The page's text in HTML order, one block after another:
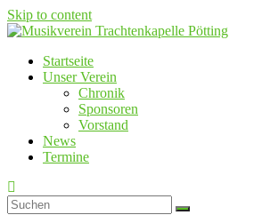
Skip to content
Musikverein Trachtenkapelle Pötting
Startseite
Unser Verein
Chronik
Sponsoren
Vorstand
News
Termine